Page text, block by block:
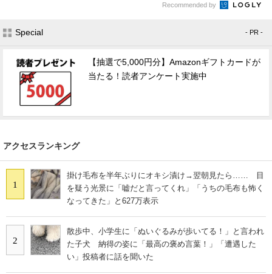
Recommended by
Special - PR -
【抽選で5,000円分】Amazonギフトカードが
当たる！読者アンケート実施中
アクセスランキング
1
掛け毛布を半年ぶりにオキシ漬け→翌朝見たら…… 目
を疑う光景に「嘘だと言ってくれ」「うちの毛布も怖く
なってきた」と627万表示
2
散歩中、小学生に「ぬいぐるみが歩いてる！」と言われ
た子犬 納得の姿に「最高の褒め言葉！」「遭遇した
い」投稿者に話を聞いた